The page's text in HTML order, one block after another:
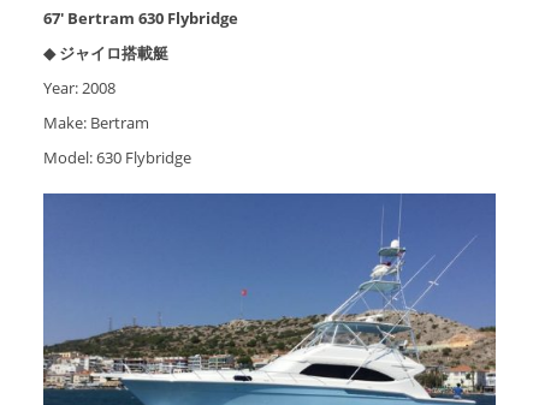
67′ Bertram 630 Flybridge
◆ ジャイロ搭載艇
Year: 2008
Make: Bertram
Model: 630 Flybridge